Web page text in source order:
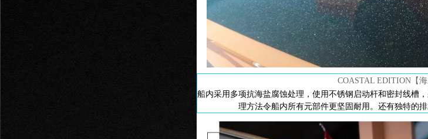
COASTAL EDITION【海
船内采用多项抗海盐腐蚀处理，使用不锈钢启动杆和密封线槽
理方法令船内所有元部件更坚固耐用。还有独特的